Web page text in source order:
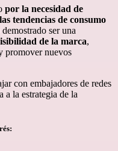
por la necesidad de
tendencias de consumo
ser una
de la marca,
promover nuevos
con embajadores de redes
a la estrategia de la